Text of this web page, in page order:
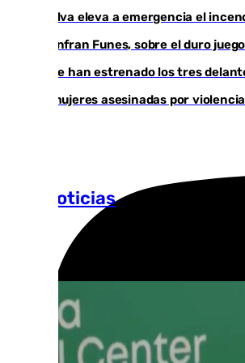
Huelva eleva a emergencia el
Juanfran Funes, sobre el duro
Ya se han estrenado los tres
35 mujeres asesinadas por
Más noticias